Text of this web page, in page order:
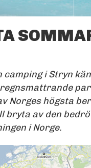
camping i Stryn
Norges högsta
bryta av den
i Norge.